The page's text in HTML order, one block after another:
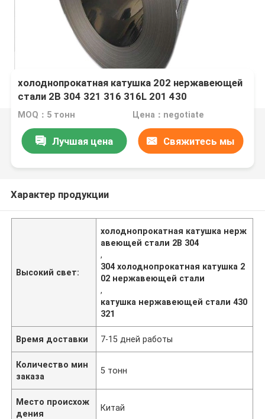
холоднопрокатная катушка 202 нержавеющей
стали 2B 304 321 316 316L 201 430
MOQ：5 тонн Цена：negotiate
Лучшая цена Свяжитесь мы
Характер продукции
Высокий свет:
холоднопрокатная катушка нерж
авеющей стали 2B 304
,
304 холоднопрокатная катушка 2
02 нержавеющей стали
,
катушка нержавеющей стали 430
321
Время доставки 7-15 дней работы
Количество мин
заказа
5 тонн
Место происхож
дения
Китай